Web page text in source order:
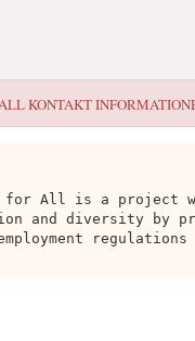
KONTAKT
for All is a project
and diversity by
employment